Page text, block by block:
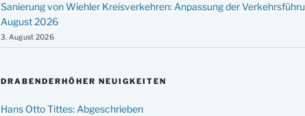
Sanierung von Wiehler Kreisverkehren: Anpassung der
August 2026
3. August 2026
DRABENDERHÖHER NEUIGKEITEN
Hans Otto Tittes: Abgeschrieben